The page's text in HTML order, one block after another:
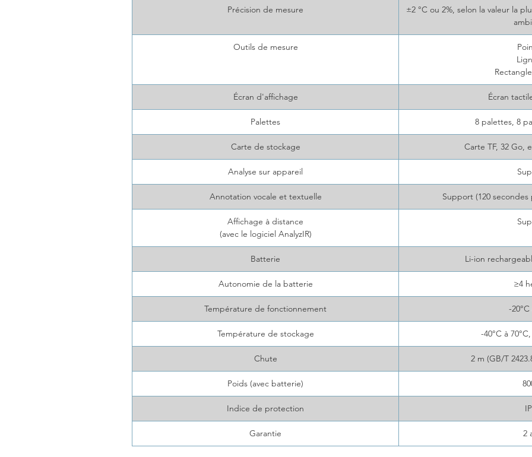
Précision de mesure
±2 °C ou 2%, selon la valeur la
Outils de mesure
Écran d'affichage Écran
Palettes 8 palettes, 8
Carte de stockage Carte TF, 32 Go,
Analyse sur appareil
Annotation vocale et textuelle Support (120
Affichage à distance
(avec le logiciel AnalyzIR)
Batterie Li-ion
Autonomie de la batterie ≥4
Température de fonctionnement -20°C
Température de stockage -40°C à
Chute 2 m (GB/T
Poids (avec batterie)
Indice de protection
Garantie 2